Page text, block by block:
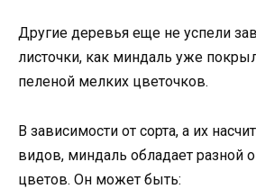
Другие деревья еще не успели
листочки, как миндаль уже
пеленой мелких цветочков.
В зависимости от сорта, а их
видов, миндаль обладает разной
цветов. Он может быть: